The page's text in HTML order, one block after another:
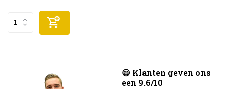
😃 Klanten geven ons
een 9.6/10